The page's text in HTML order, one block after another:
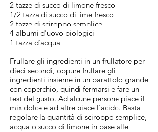
2 tazze di succo di limone fresco
1/2 tazza di succo di lime fresco
2 tazze di sciroppo semplice
4 albumi d'uovo biologici
1 tazza d'acqua
Frullare gli ingredienti in un frullatore per
dieci secondi, oppure frullare gli
ingredienti insieme in un barattolo grande
con coperchio, quindi fermarsi e fare un
test del gusto. Ad alcune persone piace il
mix dolce e ad altre piace l'acido. Basta
regolare la quantità di sciroppo semplice,
acqua o succo di limone in base alle